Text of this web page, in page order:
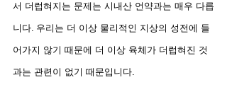
서 더럽혀지는 문제는 시내산 언약과는 매우 다릅
니다. 우리는 더 이상 물리적인 지상의 성전에 들
어가지 않기 때문에 더 이상 육체가 더럽혀진 것
과는 관련이 없기 때문입니다.